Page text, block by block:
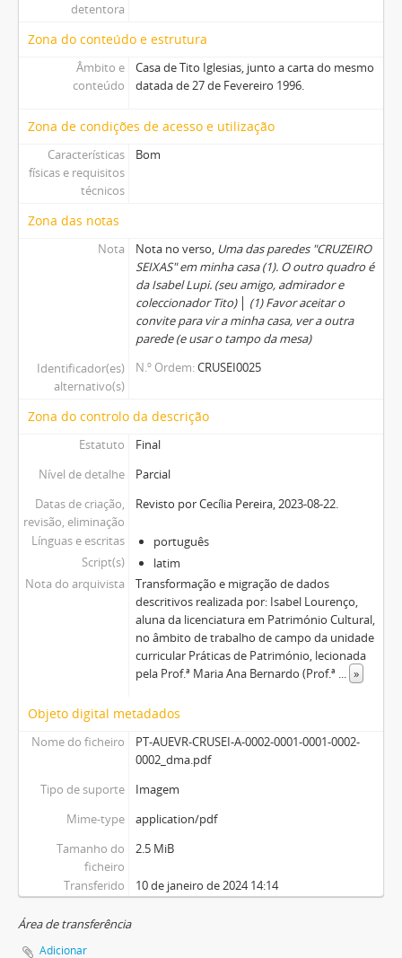
detentora
Zona do conteúdo e estrutura
Âmbito e
conteúdo
Casa de Tito Iglesias, junto a carta do mesmo
datada de 27 de Fevereiro 1996.
Zona de condições de acesso e utilização
Características
físicas e requisitos
técnicos
Bom
Zona das notas
Nota Nota no verso, Uma das paredes "CRUZEIRO
SEIXAS" em minha casa (1). O outro quadro é
da Isabel Lupi. (seu amigo, admirador e
coleccionador Tito)│ (1) Favor aceitar o
convite para vir a minha casa, ver a outra
parede (e usar o tampo da mesa)
Identificador(es)
alternativo(s)
N.º Ordem CRUSEI0025
Zona do controlo da descrição
Estatuto
Final
Nível de detalhe
Parcial
Datas de criação,
revisão, eliminação
Revisto por Cecília Pereira, 2023-08-22.
Línguas e escritas
português
Script(s)
latim
Nota do arquivista
Transformação e migração de dados
descritivos realizada por: Isabel Lourenço,
aluna da licenciatura em Património Cultural,
no âmbito de trabalho de campo da unidade
curricular Práticas de Património, lecionada
pela Prof.ª Maria Ana Bernardo (Prof.ª ... »
Objeto digital metadados
Nome do ficheiro
PT-AUEVR-CRUSEI-A-0002-0001-0001-0002-
0002_dma.pdf
Tipo de suporte
Imagem
Mime-type
application/pdf
Tamanho do
ficheiro
2.5 MiB
Transferido 10 de janeiro de 2024 14:14
Área de transferência
Adicionar